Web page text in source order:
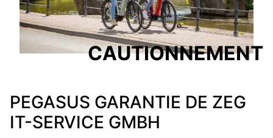
CAUTIONNEMENT
PEGASUS GARANTIE DE ZEG
IT-SERVICE GMBH